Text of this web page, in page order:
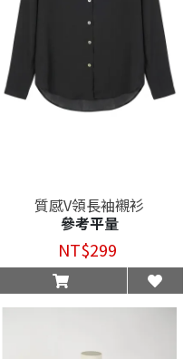
質感V領長袖襯衫
參考平量
NT$299